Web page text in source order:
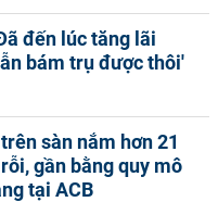
đến lúc tăng lãi
bám trụ được thôi'
sàn nắm hơn 21
gần bằng quy mô
tại ACB